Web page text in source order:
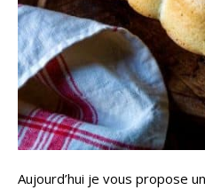
Aujourd’hui je vous propose